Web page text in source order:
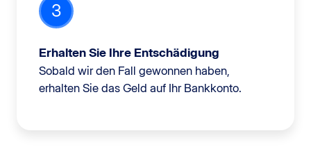
3
Erhalten Sie Ihre Entschädigung
Sobald wir den Fall gewonnen haben,
erhalten Sie das Geld auf Ihr Bankkonto.